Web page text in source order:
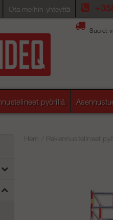
Ota meihin yhteyttä
Suuret
pyörillä
Hem Rakennustelineet